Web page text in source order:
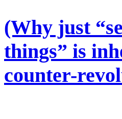
(Why just
things” is
counter-